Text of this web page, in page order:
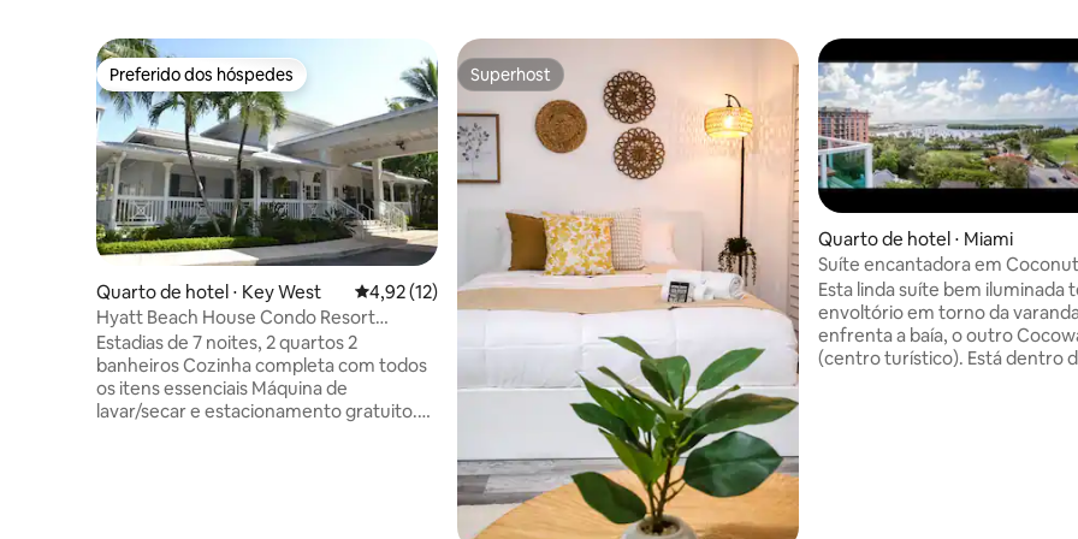
Preferido dos hóspedes
Preferido dos hóspedes
Quarto de hotel ⋅ Key West 4,92 de uma avaliação média de 5, 12 avaliações
4,92 (12)
Hyatt Beach House Condo Resort
acomoda 6 pessoas cozinha completa
Estadias de 7 noites, 2 quartos 2
banheiros Cozinha completa com todos
os itens essenciais Máquina de
lavar/secar e estacionamento gratuito.
Superhost
Superhost
Quarto de hotel ⋅ Miami
Suíte encantadora em
vistas incríveis
Esta linda suíte bem iluminada
envoltório em torno da varanda. Um
enfrenta a baía, o outro
(centro turístico). Está dentro de um